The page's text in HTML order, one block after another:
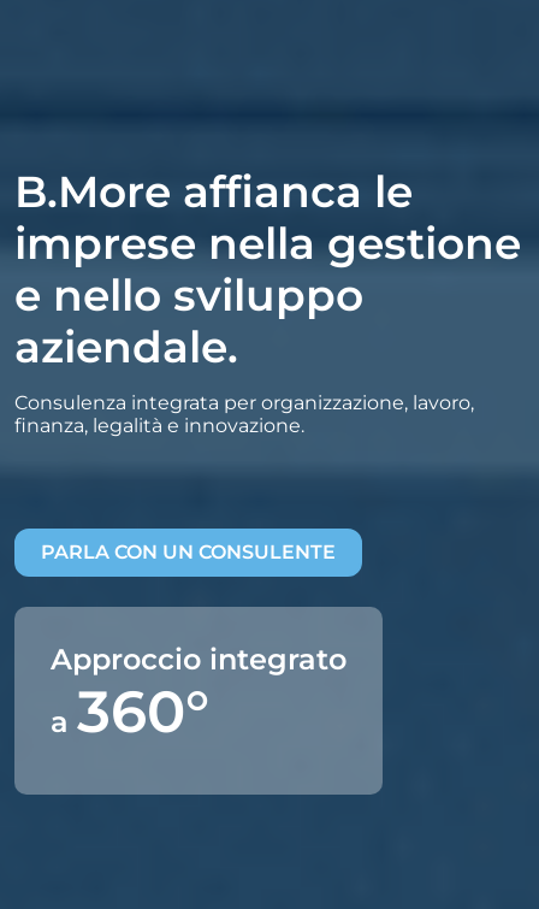
B.More affianca le
imprese nella gestione
e nello sviluppo
aziendale.
Consulenza integrata per organizzazione, lavoro,
finanza, legalità e innovazione.
PARLA CON UN CONSULENTE
Approccio integrato
a 360°